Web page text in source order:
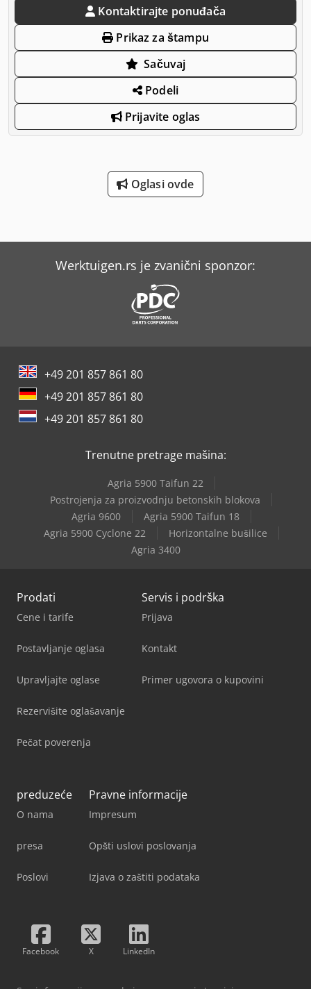
Kontaktirajte ponuđača
Prikaz za štampu
Sačuvaj
Podeli
Prijavite oglas
Oglasi ovde
Werktuigen.rs je zvanični sponzor:
+49 201 857 861 80
+49 201 857 861 80
+49 201 857 861 80
Trenutne pretrage mašina:
Agria 5900 Taifun 22
Postrojenja za proizvodnju betonskih blokova
Agria 9600
Agria 5900 Taifun 18
Agria 5900 Cyclone 22
Horizontalne bušilice
Agria 3400
Prodati
Cene i tarife
Postavljanje oglasa
Upravljajte oglase
Rezervišite oglašavanje
Pečat poverenja
Servis i podrška
Prijava
Kontakt
Primer ugovora o kupovini
preduzeće
O nama
presa
Poslovi
Pravne informacije
Impresum
Opšti uslovi poslovanja
Izjava o zaštiti podataka
Facebook X LinkedIn